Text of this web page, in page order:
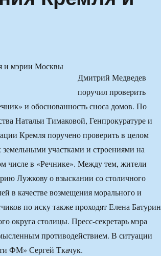
Дмитрий Медведев
поручил проверить
и обоснованность сноса домов. По
Натальи Тимаковой, Генпрокуратуре и
Кремля поручено проверить в целом
участками и строениями на
числе в «Речнике». Между тем, жители
Лужкову о взыскании со столичного
в качестве возмещения морального и
по иску также проходят Елена
округа столицы. Пресс-секретарь мэра
противодействием. В ситуации
ФМ» Сергей Ткачук.